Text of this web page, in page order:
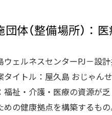
体（整備場所）：
ウェルネスセンターPJ－設
タイトル：屋久島 おじゃん
福祉・介護・医療の資源が
めの健康拠点を構築するも